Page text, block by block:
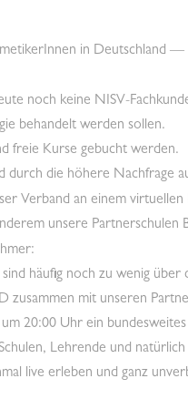
in Deutschland
noch keine NISV-
behandelt werden sollen.
freie Kurse gebucht werden.
durch die höhere Nachfrage
Verband an einem
unsere
häufig noch zu wenig
zusammen mit unseren
20:00 Uhr ein
Lehrende und
live erleben und ganz